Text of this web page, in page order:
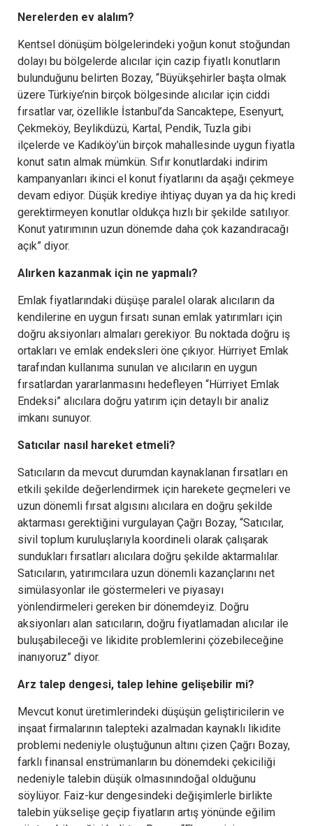
Nerelerden ev alalım?
Kentsel dönüşüm bölgelerindeki yoğun konut stoğundan
dolayı bu bölgelerde alıcılar için cazip fiyatlı konutların
bulunduğunu belirten Bozay, “Büyükşehirler başta olmak
üzere Türkiye’nin birçok bölgesinde alıcılar için ciddi
fırsatlar var, özellikle İstanbul’da Sancaktepe, Esenyurt,
Çekmeköy, Beylikdüzü, Kartal, Pendik, Tuzla gibi
ilçelerde ve Kadıköy’ün birçok mahallesinde uygun fiyatla
konut satın almak mümkün. Sıfır konutlardaki indirim
kampanyanları ikinci el konut fiyatlarını da aşağı çekmeye
devam ediyor. Düşük krediye ihtiyaç duyan ya da hiç kredi
gerektirmeyen konutlar oldukça hızlı bir şekilde satılıyor.
Konut yatırımının uzun dönemde daha çok kazandıracağı
açık” diyor.
Alırken kazanmak için ne yapmalı?
Emlak fiyatlarındaki düşüşe paralel olarak alıcıların da
kendilerine en uygun fırsatı sunan emlak yatırımları için
doğru aksiyonları almaları gerekiyor. Bu noktada doğru iş
ortakları ve emlak endeksleri öne çıkıyor. Hürriyet Emlak
tarafından kullanıma sunulan ve alıcıların en uygun
fırsatlardan yararlanmasını hedefleyen “Hürriyet Emlak
Endeksi” alıcılara doğru yatırım için detaylı bir analiz
imkanı sunuyor.
Satıcılar nasıl hareket etmeli?
Satıcıların da mevcut durumdan kaynaklanan fırsatları en
etkili şekilde değerlendirmek için harekete geçmeleri ve
uzun dönemli fırsat algısını alıcılara en doğru şekilde
aktarması gerektiğini vurgulayan Çağrı Bozay, “Satıcılar,
sivil toplum kuruluşlarıyla koordineli olarak çalışarak
sundukları fırsatları alıcılara doğru şekilde aktarmalılar.
Satıcıların, yatırımcılara uzun dönemli kazançlarını net
simülasyonlar ile göstermeleri ve piyasayı
yönlendirmeleri gereken bir dönemdeyiz. Doğru
aksiyonları alan satıcıların, doğru fiyatlamadan alıcılar ile
buluşabileceği ve likidite problemlerini çözebileceğine
inanıyoruz” diyor.
Arz talep dengesi, talep lehine gelişebilir mi?
Mevcut konut üretimlerindeki düşüşün geliştiricilerin ve
inşaat firmalarının talepteki azalmadan kaynaklı likidite
problemi nedeniyle oluştuğunun altını çizen Çağrı Bozay,
farklı finansal enstrümanların bu dönemdeki çekiciliği
nedeniyle talebin düşük olmasınındoğal olduğunu
söylüyor. Faiz-kur dengesindeki değişimlerle birlikte
talebin yükselişe geçip fiyatların artış yönünde eğilim